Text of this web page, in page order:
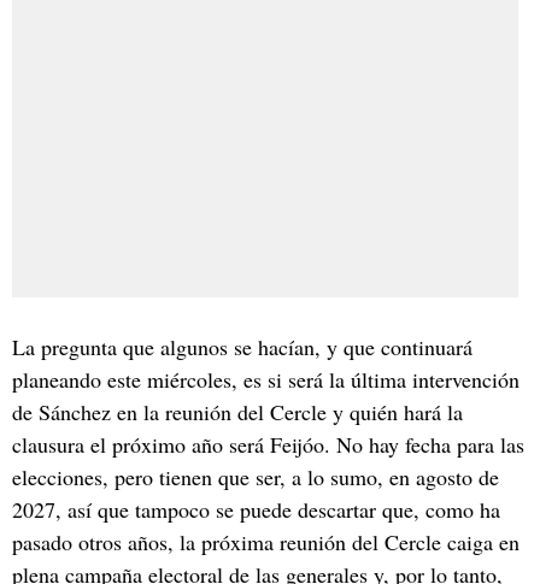
La pregunta que algunos se hacían, y que continuará
planeando este miércoles, es si será la última intervención
de Sánchez en la reunión del Cercle y quién hará la
clausura el próximo año será Feijóo. No hay fecha para las
elecciones, pero tienen que ser, a lo sumo, en agosto de
2027, así que tampoco se puede descartar que, como ha
pasado otros años, la próxima reunión del Cercle caiga en
plena campaña electoral de las generales y, por lo tanto,